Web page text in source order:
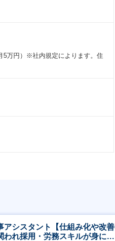
5万円）※社内規定によります。住
アシスタント【仕組み化や改善
われ採用・労務スキルが身につ